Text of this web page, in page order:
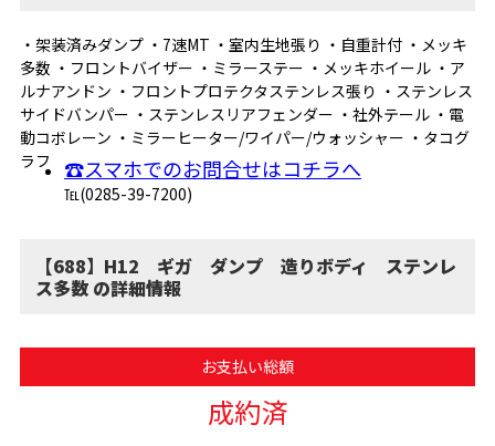
・架装済みダンプ ・7速MT ・室内生地張り ・自重計付 ・メッキ
多数 ・フロントバイザー ・ミラーステー ・メッキホイール ・ア
ルナアンドン ・フロントプロテクタステンレス張り ・ステンレス
サイドバンパー ・ステンレスリアフェンダー ・社外テール ・電
動コボレーン ・ミラーヒーター/ワイパー/ウォッシャー ・タコグ
ラフ
☎スマホでのお問合せはコチラへ
℡(0285-39-7200)
【688】H12 ギガ ダンプ 造りボディ ステンレ
ス多数 の詳細情報
お支払い総額
成約済